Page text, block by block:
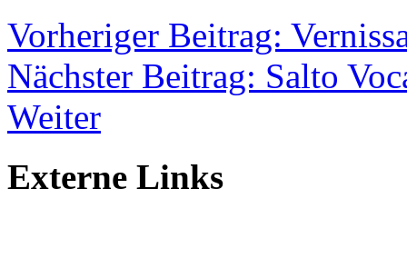
Vorheriger Beitrag:
Nächster Beitrag: Salto
Weiter
Externe Links